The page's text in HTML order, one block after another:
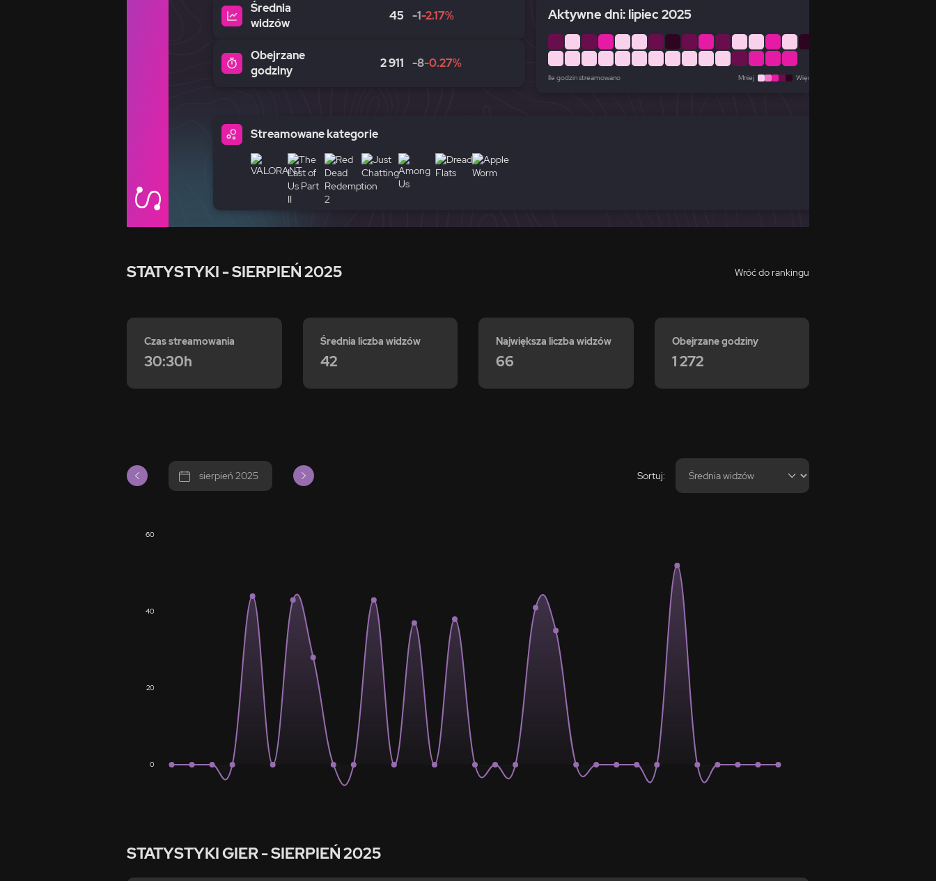
Średnia
widzów
45 -1-2.17%
Obejrzane
godziny
2 911 -8-0.27%
Aktywne dni: lipiec 2025
Ile godzin streamowano Mniej Więcej
Streamowane kategorie
STATYSTYKI - SIERPIEŃ 2025 Wróć do rankingu
Czas streamowania
30:30h
Średnia liczba widzów
42
Największa liczba widzów
66
Obejrzane godziny
1 272
sierpień 2025 Sortuj:
0
20
40
60
STATYSTYKI GIER- SIERPIEŃ 2025